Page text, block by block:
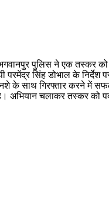
पुलिस ने एक तस्कर
परमेंद्र सिंह डोभाल के
के साथ गिरफ्तार करने में
है। अभियान चलाकर तस्कर को